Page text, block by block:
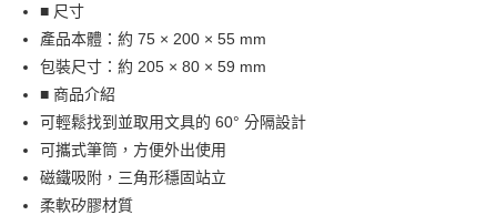
國泰世華商業銀行
臺灣中小企業銀行
匯豐（台灣）商業銀行
聯邦商業銀行
元大商業銀行
玉山商業銀行
星展（台灣）商業銀行
台新國際商業銀行
台灣樂天信用卡公司
Apple Pay
街口支付
Google Pay
■ 尺寸
產品本體：約 75 × 200 × 55 mm
包裝尺寸：約 205 × 80 × 59 mm
■ 商品介紹
可輕鬆找到並取用文具的 60° 分隔設計
可攜式筆筒，方便外出使用
磁鐵吸附，三角形穩固站立
柔軟矽膠材質